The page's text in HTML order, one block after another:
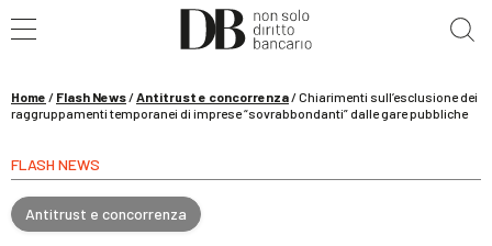
WEBINAR / 1° Ottobre
La riforma del sistema sanzionatorio del TUF
Home / Flash News/Antitrust e concorrenza/Chiarimenti sull’esclusione dei
raggruppamenti temporanei di imprese “sovrabbondanti” dalle gare pubbliche
FLASH NEWS
Antitrust e concorrenza